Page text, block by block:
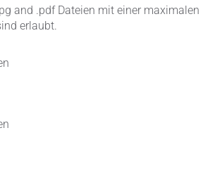
and .pdf Dateien mit einer maximalen
erlaubt.